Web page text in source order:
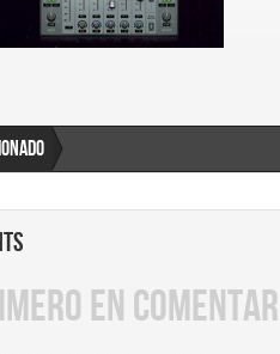
EN COMENTAR